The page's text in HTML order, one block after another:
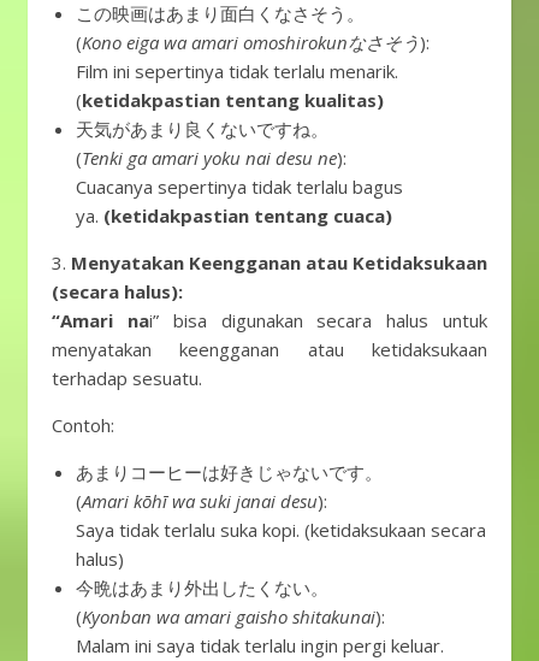
この映画はあまり面白くなさそう。
(Kono eiga wa amari omoshirokunなさそう):
Film ini sepertinya tidak terlalu menarik.
(ketidakpastian tentang kualitas)
天気があまり良くないですね。
(Tenki ga amari yoku nai desu ne):
Cuacanya sepertinya tidak terlalu bagus
ya. (ketidakpastian tentang cuaca)
3. Menyatakan Keengganan atau Ketidaksukaan
(secara halus):
“Amari nai” bisa digunakan secara halus untuk
menyatakan keengganan atau ketidaksukaan
terhadap sesuatu.
Contoh:
あまりコーヒーは好きじゃないです。
(Amari kōhī wa suki janai desu):
Saya tidak terlalu suka kopi. (ketidaksukaan secara
halus)
今晩はあまり外出したくない。
(Kyonban wa amari gaisho shitakunai):
Malam ini saya tidak terlalu ingin pergi keluar.